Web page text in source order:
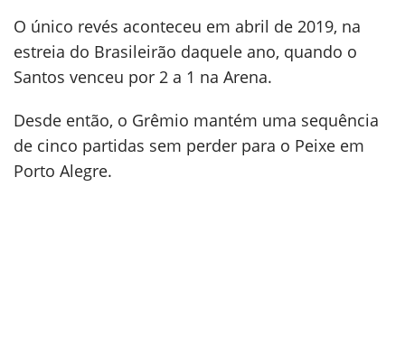
O único revés aconteceu em abril de 2019, na
estreia do Brasileirão daquele ano, quando o
Santos venceu por 2 a 1 na Arena.
Desde então, o Grêmio mantém uma sequência
de cinco partidas sem perder para o Peixe em
Porto Alegre.